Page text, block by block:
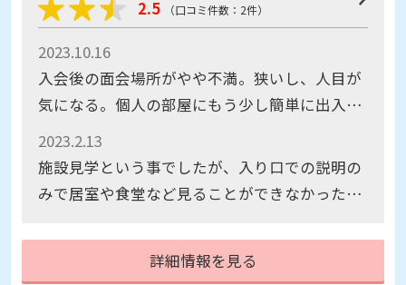
2.5 （口コミ件数：2件）
2023.10.16
入会後の面会場所がやや不満。狭いし、人目が
気になる。個人の部屋にもう少し簡単に出入り
い。
2023.2.13
施設見学という事でしたが、入り口での説明の
みで居室や食堂など見ることができなかったた
のが難しいです。空き部屋を見せて欲しいとお
願いしましたが無理でした。見学では無く説明
詳細情報を見る